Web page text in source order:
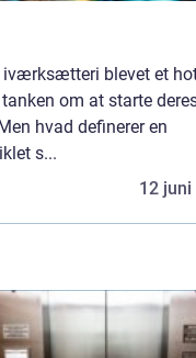
iværksætteri blevet et
om at starte
hvad definerer en
s...
12 juni